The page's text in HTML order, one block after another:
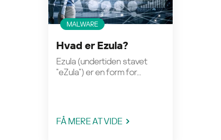
MALWARE
Hvad er Ezula?
Ezula (undertiden stavet
"eZula") er en form for...
FÅ MERE AT VIDE